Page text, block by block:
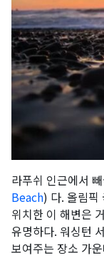
라푸쉬 인근에서
Beach) 다. 올림
위치한 이 해변은
유명하다. 워싱턴
보여주는 장소 가